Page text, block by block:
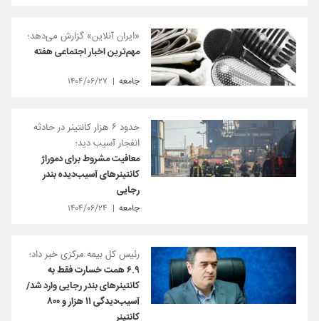
«ایران آنلاین» گزارش می‌دهد؛
مهم‌ترین اخبار اجتماعی هفته
جامعه ۱۴۰۴/۰۶/۲۷
حدود ۶ هزار کانتینر در حادثه
انفجار آسیب دید؛
معافیت مشروط برای دموراژ
کانتینرهای آسیب‌دیده بندر
رجایی
جامعه ۱۴۰۴/۰۶/۲۴
رئیس کل بیمه مرکزی خبر داد؛
۶.۹ همت خسارت فقط به
کانتینرهای بندر رجایی وارد شد/
آسیب‌دیدگی ۱۱ هزار و ۸۰۰
کانتینر